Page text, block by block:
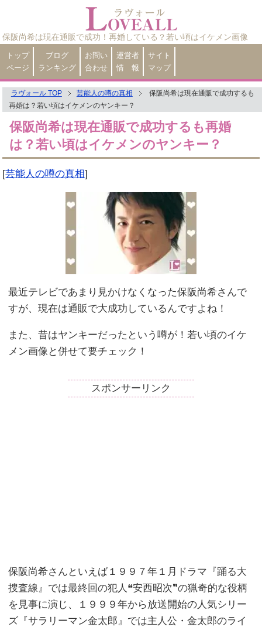
保阪尚希は現在通販で成功！再婚している？若い頃はイケメン画像
トップ
ページ
ブログ
ランキング
お問い
合わせ
運営者
情 報
サイト
マップ
ラヴォール TOP 芸能人の噂の真相
保阪尚希は現在通販で成功するも
再婚は？若い頃はイケメンのヤンキー？
保阪尚希は現在通販で成功するも再婚
は？若い頃はイケメンのヤンキー？
[芸能人の噂の真相]
最近テレビであまり見かけなくなった保阪尚希さんで
すが、現在は通販で大成功しているんですよね！
また、昔はヤンキーだったという噂が！若い頃のイケ
メン画像と併せて要チェック！
スポンサーリンク
保阪尚希さんといえば１９９７年１月ドラマ『踊る大
捜査線』では最終回の犯人❝安西昭次❞の猟奇的な役柄
を見事に演じ、１９９９年から放送開始の人気シリー
ズ『サラリーマン金太郎』では主人公・金太郎のライ